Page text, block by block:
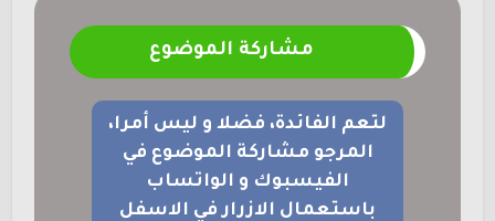
مشاركة الموضوع
لتعم الفائدة، فضلا و ليس أمرا،
المرجو مشاركة الموضوع في
الفيسبوك و الواتساب
باستعمال الازرار في الاسفل